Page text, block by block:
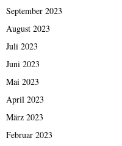
September 2023
August 2023
Juli 2023
Juni 2023
Mai 2023
April 2023
März 2023
Februar 2023